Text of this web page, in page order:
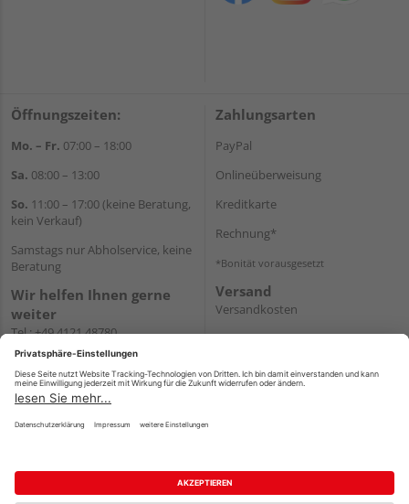
Öffnungszeiten:
Mo. – Fr. 07:00 – 18:00
Sa. 08:00 – 13:00
So. 11:00 – 17:00 (keine Beratung,
kein Verkauf)
Samstags nur Abholservice, keine
Beratung
Wir helfen Ihnen gerne
weiter
Tel.:+49 4121 48780
E-Mail:onlineshop@holz-
WhatsApp
Zahlungsarten
PayPal
Onlineüberweisung
Kreditkarte
Rechnung*
*Bonität vorausgesetzt
Versand
Versandkosten
Impressum AGB Widerruf
Datenschutz
Reservierungsbedingungen
Vertrag widerrufen